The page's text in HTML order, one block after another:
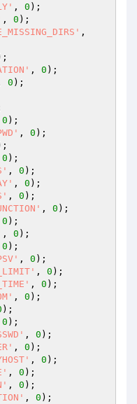
, 0 );
, 0 );
, 0 );
0 );
0 );
, 0 );
0 );
, 0 );
, 0 );
, 0 );
, 0 );
0 );
, 0 );
0 );
, 0 );
, 0 );
, 0 );
, 0 );
);
0 );
, 0 );
, 0 );
, 0 );
, 0 );
, 0 );
, 0 );